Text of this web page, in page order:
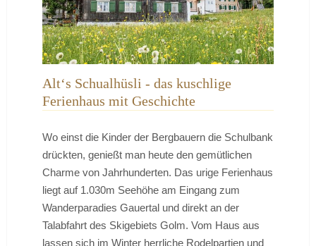
Alt‘s Schualhüsli - das kuschlige
Ferienhaus mit Geschichte
Wo einst die Kinder der Bergbauern die Schulbank
drückten, genießt man heute den gemütlichen
Charme von Jahrhunderten. Das urige Ferienhaus
liegt auf 1.030m Seehöhe am Eingang zum
Wanderparadies Gauertal und direkt an der
Talabfahrt des Skigebiets Golm. Vom Haus aus
lassen sich im Winter herrliche Rodelpartien und